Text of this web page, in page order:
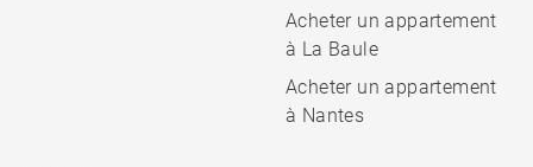
Acheter un appartement
à La Baule
Acheter un appartement
à Nantes